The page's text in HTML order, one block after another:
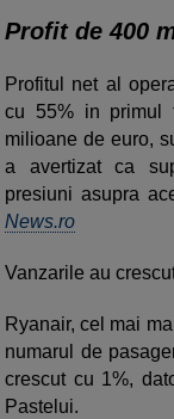
Profit de 400
Profitul net al
cu 55% in primul
milioane de euro,
a avertizat ca
presiuni asupra
News.ro
Vanzarile au
Ryanair, cel mai
numarul de
crescut cu 1%,
Pastelui.